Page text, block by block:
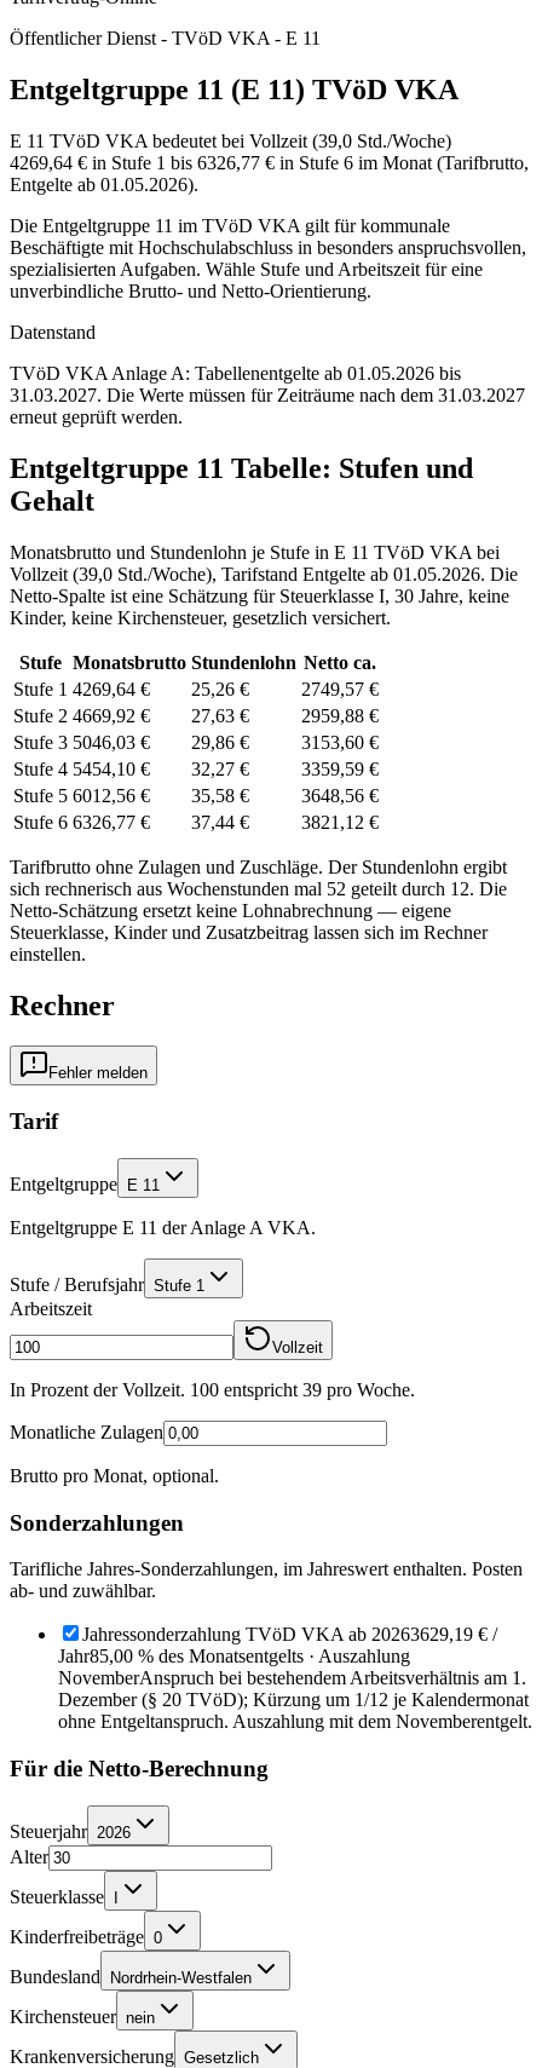
Öffentlicher Dienst - TVöD VKA - E 11
Entgeltgruppe 11 (E 11) TVöD VKA
E 11 TVöD VKA bedeutet bei Vollzeit (39,0 Std./Woche)
4269,64 € in Stufe 1 bis 6326,77 € in Stufe 6 im Monat (Tarifbrutto,
Entgelte ab 01.05.2026).
Die Entgeltgruppe 11 im TVöD VKA gilt für kommunale
Beschäftigte mit Hochschulabschluss in besonders anspruchsvollen,
spezialisierten Aufgaben. Wähle Stufe und Arbeitszeit für eine
unverbindliche Brutto- und Netto-Orientierung.
Datenstand
TVöD VKA Anlage A: Tabellenentgelte ab 01.05.2026 bis
31.03.2027. Die Werte müssen für Zeiträume nach dem 31.03.2027
erneut geprüft werden.
Entgeltgruppe 11 Tabelle: Stufen und
Gehalt
Monatsbrutto und Stundenlohn je Stufe in E 11 TVöD VKA bei
Vollzeit (39,0 Std./Woche), Tarifstand Entgelte ab 01.05.2026. Die
Netto-Spalte ist eine Schätzung für Steuerklasse I, 30 Jahre, keine
Kinder, keine Kirchensteuer, gesetzlich versichert.
Stufe Monatsbrutto Stundenlohn Netto ca.
Stufe 1 4269,64 € 25,26 €
2749,57 €
Stufe 2 4669,92 € 27,63 €
2959,88 €
Stufe 3 5046,03 € 29,86 €
3153,60 €
Stufe 4 5454,10 € 32,27 €
3359,59 €
Stufe 5 6012,56 € 35,58 €
3648,56 €
Stufe 6 6326,77 € 37,44 € 3821,12 €
Tarifbrutto ohne Zulagen und Zuschläge. Der Stundenlohn ergibt
sich rechnerisch aus Wochenstunden mal 52 geteilt durch 12. Die
Netto-Schätzung ersetzt keine Lohnabrechnung — eigene
Steuerklasse, Kinder und Zusatzbeitrag lassen sich im Rechner
einstellen.
Rechner
Fehler melden
Tarif
Entgeltgruppe E 11
Entgeltgruppe E 11 der Anlage A VKA.
Stufe / Berufsjahr Stufe 1
Arbeitszeit
Vollzeit
In Prozent der Vollzeit. 100 entspricht 39 pro Woche.
Monatliche Zulagen
Brutto pro Monat, optional.
Sonderzahlungen
Tarifliche Jahres-Sonderzahlungen, im Jahreswert enthalten. Posten
ab- und zuwählbar.
Jahressonderzahlung TVöD VKA ab 20263629,19 € /
Jahr85,00 % des Monatsentgelts · Auszahlung
NovemberAnspruch bei bestehendem Arbeitsverhältnis am 1.
Dezember (§ 20 TVöD); Kürzung um 1/12 je Kalendermonat
ohne Entgeltanspruch. Auszahlung mit dem Novemberentgelt.
Für die Netto-Berechnung
Steuerjahr 2026
Alter
Steuerklasse
Kinderfreibeträge 0
Bundesland Nordrhein-Westfalen
Kirchensteuer nein
Krankenversicherung Gesetzlich